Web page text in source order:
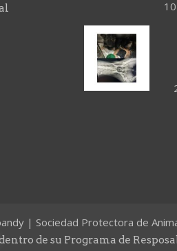
| Sociedad Protectora de
de su Programa de